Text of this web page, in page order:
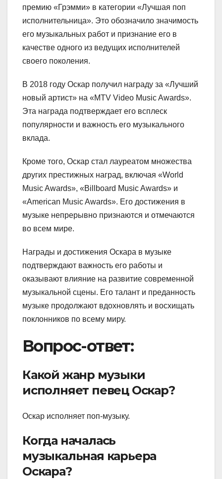
премию «Грэмми» в категории «Лучшая поп
исполнительница». Это обозначило значимость
его музыкальных работ и признание его в
качестве одного из ведущих исполнителей
своего поколения.
В 2018 году Оскар получил награду за «Лучший
новый артист» на «MTV Video Music Awards».
Эта награда подтверждает его всплеск
популярности и важность его музыкального
вклада.
Кроме того, Оскар стал лауреатом множества
других престижных наград, включая «World
Music Awards», «Billboard Music Awards» и
«American Music Awards». Его достижения в
музыке непрерывно признаются и отмечаются
во всем мире.
Награды и достижения Оскара в музыке
подтверждают важность его работы и
оказывают влияние на развитие современной
музыкальной сцены. Его талант и преданность
музыке продолжают вдохновлять и восхищать
поклонников по всему миру.
Вопрос-ответ:
Какой жанр музыки
исполняет певец Оскар?
Оскар исполняет поп-музыку.
Когда началась
музыкальная карьера
Оскара?